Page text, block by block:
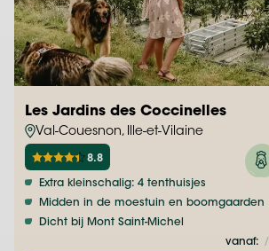
Les Jardins des Coccinelles
Val-Couesnon, Ille-et-Vilaine
8.8
Extra kleinschalig: 4 tenthuisjes
Midden in de moestuin en boomgaarden
Dicht bij Mont Saint-Michel
vanaf: /